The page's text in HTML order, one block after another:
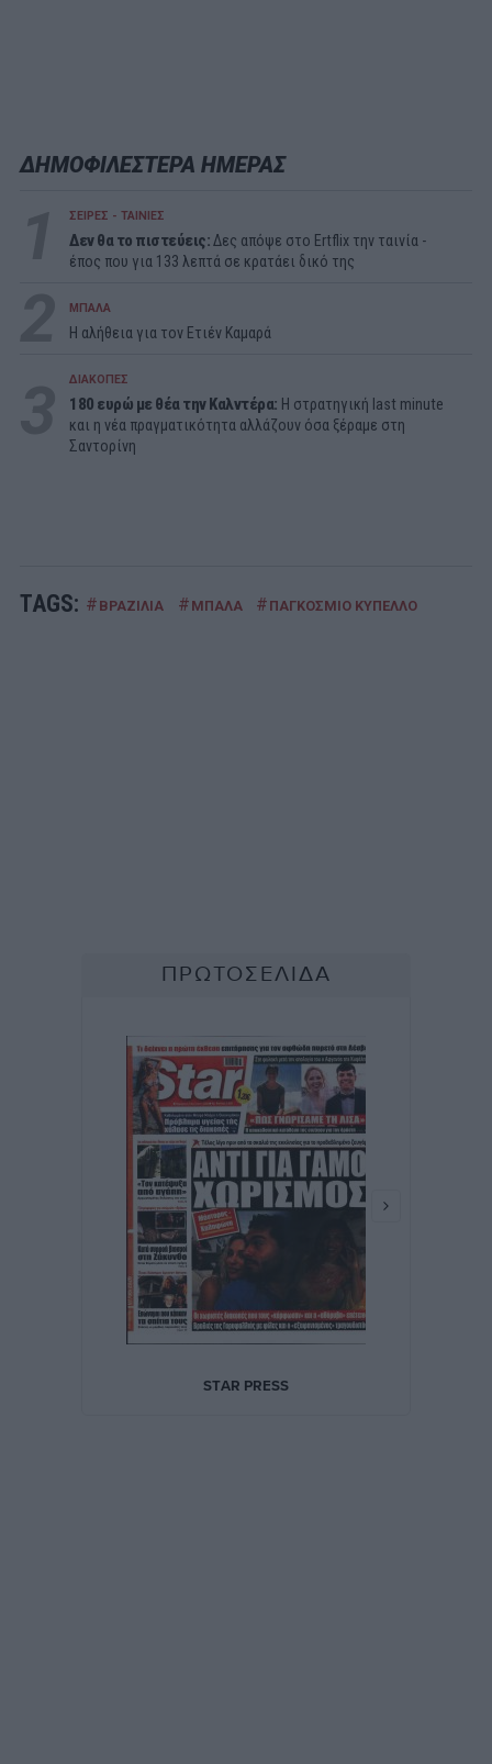
ΔΗΜΟΦΙΛΕΣΤΕΡΑ ΗΜΕΡΑΣ
ΣΕΙΡΕΣ - ΤΑΙΝΙΕΣ
Δεν θα το πιστεύεις:Δες απόψε στο Ertflix την ταινία -
έπος που για 133 λεπτά σε κρατάει δικό της
ΜΠΑΛΑ
Η αλήθεια για τον Ετιέν Καμαρά
ΔΙΑΚΟΠΕΣ
180 ευρώ με θέα την Καλντέρα: Η στρατηγική last minute
και η νέα πραγματικότητα αλλάζουν όσα ξέραμε στη
Σαντορίνη
TAGS: # ΒΡΑΖΙΛΙΑ # ΜΠΑΛΑ # ΠΑΓΚΟΣΜΙΟ ΚΥΠΕΛΛΟ